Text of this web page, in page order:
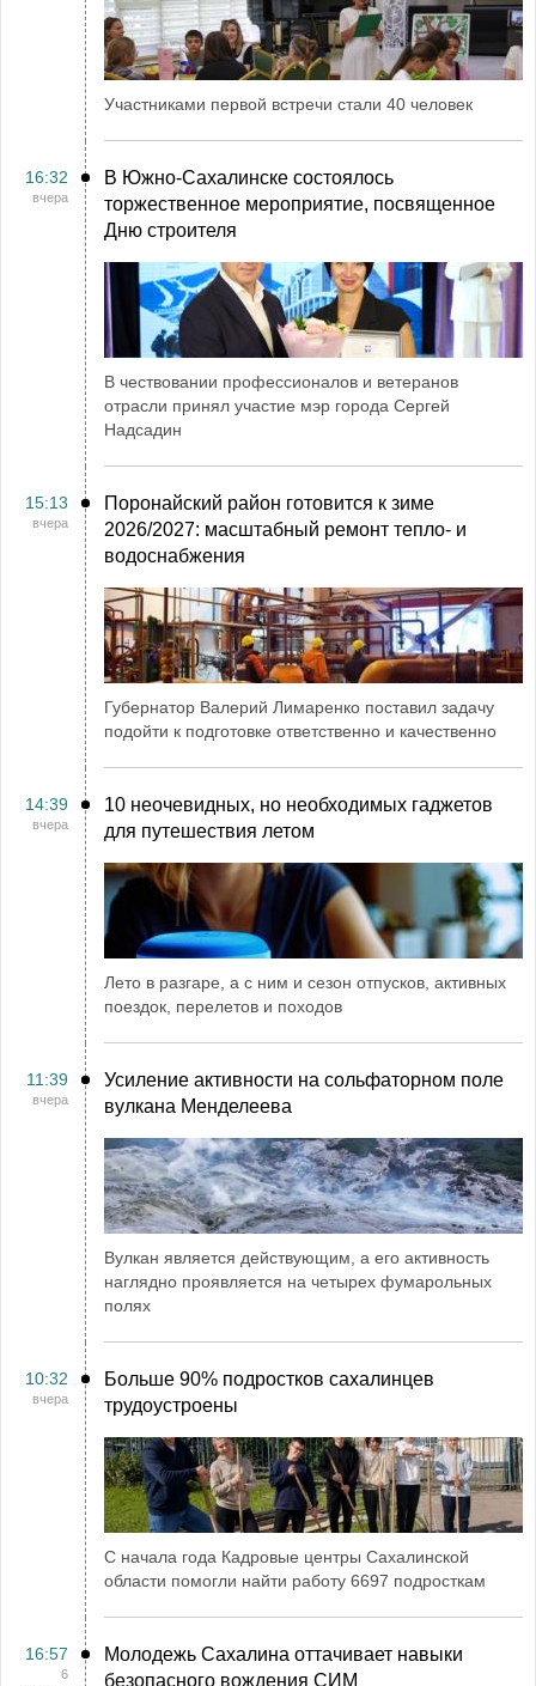
Участниками первой встречи стали 40 человек
16:32
вчера
В Южно-Сахалинске состоялось
торжественное мероприятие, посвященное
Дню строителя
В чествовании профессионалов и ветеранов
отрасли принял участие мэр города Сергей
Надсадин
15:13
вчера
Поронайский район готовится к зиме
2026/2027: масштабный ремонт тепло- и
водоснабжения
Губернатор Валерий Лимаренко поставил задачу
подойти к подготовке ответственно и качественно
14:39
вчера
10 неочевидных, но необходимых гаджетов
для путешествия летом
Лето в разгаре, а с ним и сезон отпусков, активных
поездок, перелетов и походов
11:39
вчера
Усиление активности на сольфаторном поле
вулкана Менделеева
Вулкан является действующим, а его активность
наглядно проявляется на четырех фумарольных
полях
10:32
вчера
Больше 90% подростков сахалинцев
трудоустроены
С начала года Кадровые центры Сахалинской
области помогли найти работу 6697 подросткам
16:57
6
Молодежь Сахалина оттачивает навыки
безопасного вождения СИМ